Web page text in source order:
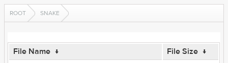
ROOT SNAKE
File Name ↓ File Size ↓